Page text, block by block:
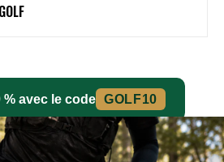
% avec le code GOLF10